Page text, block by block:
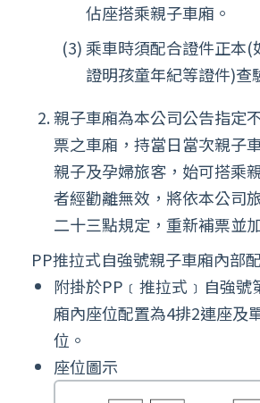
佔座搭乘親子車廂。
乘車時須配合證件正本(
證明孩童年紀等證件)查
親子車廂為本公司公告指定
票之車廂，持當日當次親子
親子及孕婦旅客，始可搭乘
者經勸離無效，將依本公司
二十三點規定，重新補票並
PP推拉式自強號親子車廂內部
附掛於PP﹝推拉式﹞自強號
廂內座位配置為4排2連座及
位。
座位圖示